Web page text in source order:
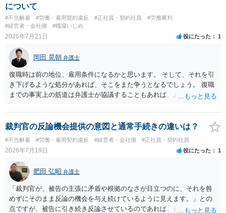
について
#不当解雇 #労働・雇用契約違反 #正社員・契約社員
#労働審判
#経営者・会社側
#職場いじめ
2026年7月21日 役にたった 1
岡田 晃朝 弁護士
復職時は前の地位、雇用条件になるかと思います。 そして、それを引
き下げるような処分があれば、そこをまた争うとなるでしょう。 復職
までの事実上の筋道は弁護士が協議することもあれば、あなたがご自
ょうから、別途費用が発生することもありますが、出勤日時の設定く
らいならサービスでしてくれるかもしれません。
裁判官の反論機会提供の意図と通常手続きの違いは？
#不当解雇 #労働・雇用契約違反 #経営者・会社側 #正社員・契約社員
2026年7月19日 役にたった 1
肥田 弘昭 弁護士
「裁判官が、被告の主張に矛盾や根拠のなさが目立つのに、それを咎
めずにそのまま反論の機会を与え続けているように見えます。」との
点ですが、被告に引き続き反論させているのであれば、被告の主張が